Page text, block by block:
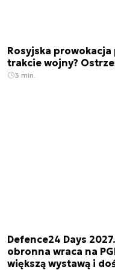
Rosyjska prowokacja
trakcie wojny?
3 min.
Defence24 Days
obronna wraca na
większą wystawą i